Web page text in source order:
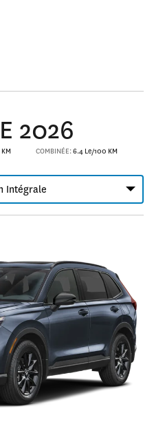
2026
COMBINÉE:6.4 Le/100 KM
Intégrale